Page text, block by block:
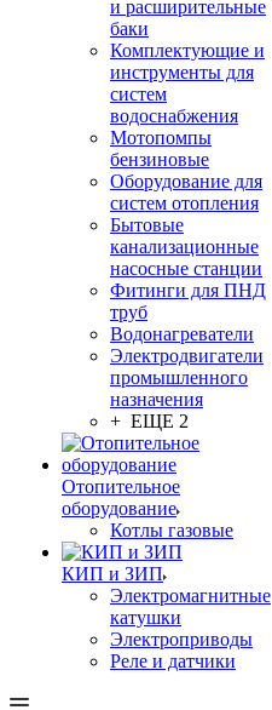
и расширительные
баки
Комплектующие и
инструменты для
систем
водоснабжения
Мотопомпы
бензиновые
Оборудование для
систем отопления
Бытовые
канализационные
насосные станции
Фитинги для ПНД
труб
Водонагреватели
Электродвигатели
промышленного
назначения
+ ЕЩЕ 2
Отопительное
оборудование
Котлы газовые
КИП и ЗИП
Электромагнитные
катушки
Электроприводы
Реле и датчики